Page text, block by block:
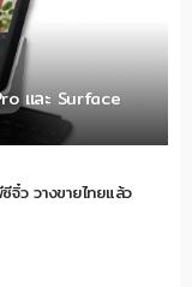
และ Surface
จิ๋ว วางขายไทยแล้ว